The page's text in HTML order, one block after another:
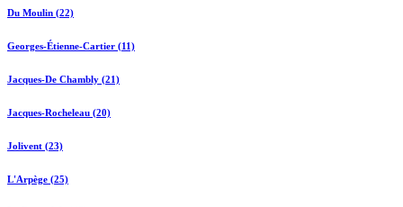
Du Moulin (22)
Georges-Étienne-Cartier (11)
Jacques-De Chambly (21)
Jacques-Rocheleau (20)
Jolivent (23)
L'Arpège (25)